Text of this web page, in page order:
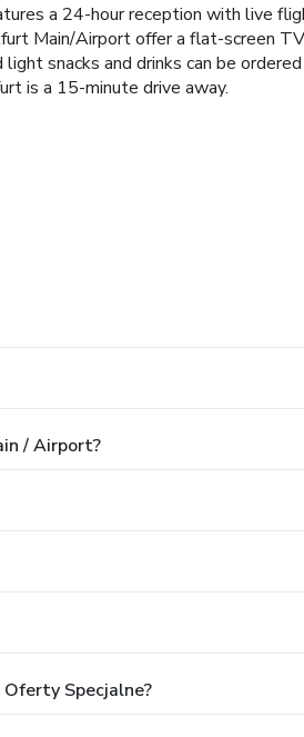
a 24-hour reception with live
Main/Airport offer a flat-screen
snacks and drinks can be
is a 15-minute drive away.
/ Airport?
Oferty Specjalne?